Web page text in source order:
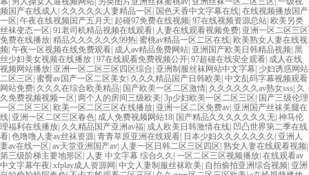
频国产在线成人 | 久久久久久人妻精品一区| 国色天香中文字幕在线| 在线视频播放国产
一区| 午夜在线视频国产五月天| 起碰97免费在线视频| 97在线视频资源总站| 欧美另类
丝袜变态一区| 91老司机精品视频在线观看| 人妻在线观看视频免费| 亚洲一区二区三区
免费在线播放| 精品久久久久久久99热| 蜜桃av精品一区二区在线| 欧美熟女人妻在线视
频| 午夜一区视频在线免费观看| 成人av精品免费网站| 亚洲国产欧美日韩精品视频| 黑
丝少妇美女视频在线播放 | 97在线观看免费视频公开| 97超碰在线安全观看| 成人在线
视频网站播放| 亚洲一区二区三区四区综合| 亚洲制服丝袜网站中文字幕| 少妇诱惑网站
二区三区| 蜜臀av国产一区二区美女| 久久久精品国产日韩欧美| 中文乱码字幕视频观看
网站免费| 久久久在综合欧美精品| 国产欧美一区二区激情| 久久久久久久av熟女sss| 久
久免费视频视频一区| 两个人的房间三级欧美| 3p少妇欧美一区二区三区| 国产三级伦理
一区二区三区| 欧美一区二区三区在线播放| 亚洲一区二区免费av| 亚洲国产丝袜美腿在
线| 亚洲一区二区三区春色| 成人免费视频网站18| 国产精品久久久久久久久无| 神马伦
理福利在线播放| 久久精品国产亚洲av福| 成人欧美日韩激情在线| 凹凸世界第二季在线
看| 色噜噜人妻av丝袜资源| 青青草原亚洲在线观看| 日本少妇久久久久久久久 | 亚洲人
妻av在线一区| av天堂亚洲国产av| 人妻一区日韩二区三区四区| 熟女人妻在线观看视频|
第三级阶梯主要地形区| 人妻 中文字幕 综合久久 | 一区二区三区视频播放| 在线观看av
中文字幕午夜| xfplay成人资源网| 中文人妻制服丝袜欧美| 自拍偷拍亚洲综合视频| 亚洲